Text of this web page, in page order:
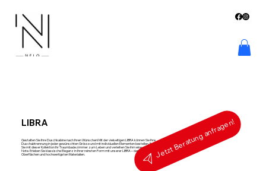
LIBRA
Gestalten Sie Ihre Duschkabine nach Ihren Wünschen! Mit der vielseitigen LIBRA können Sie Ihre
Duschabtrennung in jeder gewünschten Grösse und mit individuellen Elementen bestellen. Erwecken
Sie mit dieser Kollektion Ihr Traumbadezimmer zum Leben und verleihen Sie ihm eine einzigartige
Note. Erleben Sie klassische Eleganz in Ihrer reinsten Form mit unserer LIBRA – dank wunderschönen
Oberflächen und hochwertigsten Materialien.
Jetzt Beratung anfragen!